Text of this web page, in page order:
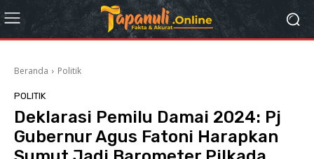
Beranda Politik
POLITIK
Deklarasi Pemilu Damai 2024: Pj
Gubernur Agus Fatoni Harapkan